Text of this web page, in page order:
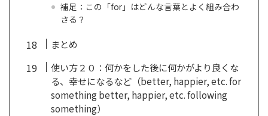
補足：この「for」はどんな言葉とよく組み合わ
さる？
まとめ
使い方２０：何かをした後に何かがより良くな
る、幸せになるなど（better, happier, etc. for
something better, happier, etc. following
something）